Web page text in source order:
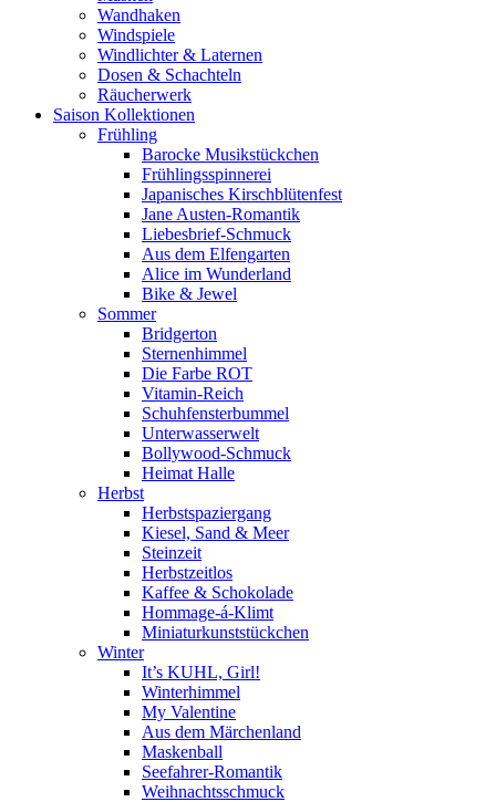
Wandhaken
Windspiele
Windlichter & Laternen
Dosen & Schachteln
Räucherwerk
Saison Kollektionen
Frühling
Barocke Musikstückchen
Frühlingsspinnerei
Japanisches Kirschblütenfest
Jane Austen-Romantik
Liebesbrief-Schmuck
Aus dem Elfengarten
Alice im Wunderland
Bike & Jewel
Sommer
Bridgerton
Sternenhimmel
Die Farbe ROT
Vitamin-Reich
Schuhfensterbummel
Unterwasserwelt
Bollywood-Schmuck
Heimat Halle
Herbst
Herbstspaziergang
Kiesel, Sand & Meer
Steinzeit
Herbstzeitlos
Kaffee & Schokolade
Hommage-á-Klimt
Miniaturkunststückchen
Winter
It’s KUHL, Girl!
Winterhimmel
My Valentine
Aus dem Märchenland
Maskenball
Seefahrer-Romantik
Weihnachtsschmuck